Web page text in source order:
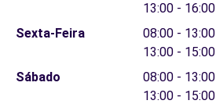
13:00 - 16:00
Sexta-Feira
08:00 - 13:00
13:00 - 15:00
Sábado
08:00 - 13:00
13:00 - 15:00